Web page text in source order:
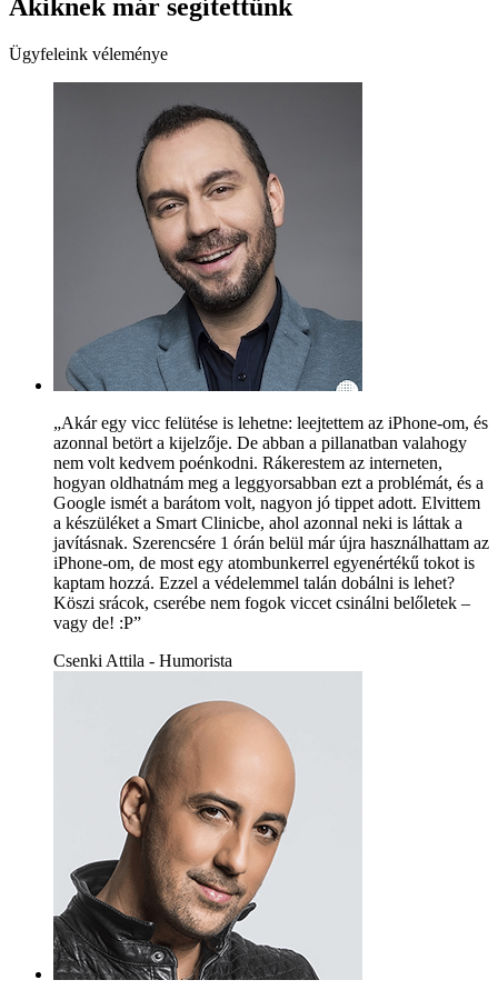
Akiknek már segítettünk
Ügyfeleink véleménye
„Akár egy vicc felütése is lehetne: leejtettem az iPhone-om, és
azonnal betört a kijelzője. De abban a pillanatban valahogy
nem volt kedvem poénkodni. Rákerestem az interneten,
hogyan oldhatnám meg a leggyorsabban ezt a problémát, és a
Google ismét a barátom volt, nagyon jó tippet adott. Elvittem
a készüléket a Smart Clinicbe, ahol azonnal neki is láttak a
javításnak. Szerencsére 1 órán belül már újra használhattam az
iPhone-om, de most egy atombunkerrel egyenértékű tokot is
kaptam hozzá. Ezzel a védelemmel talán dobálni is lehet?
Köszi srácok, cserébe nem fogok viccet csinálni belőletek –
vagy de! :P”
Csenki Attila - Humorista